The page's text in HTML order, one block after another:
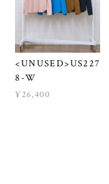
<UNUSED>US227
8-W
¥26,400